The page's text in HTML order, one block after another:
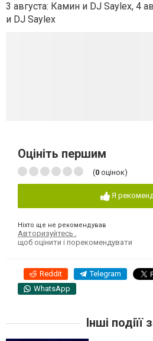
3 августа: Камин и DJ Saylex, 4
и DJ Saylex
Оцініть першим
(0 оцінок)
Я
Ніхто ще не рекомендував
Авторизуйтесь
щоб оцінити і порекомендувати
Reddit Telegram
WhatsApp
Інші подіїї